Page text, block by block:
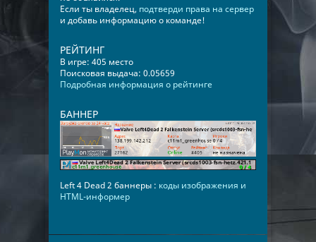
Если ты владелец, подтверди права на сервер
и добавь информацию о команде!
РЕЙТИНГ
В игре: 405 место
Поисковая выдача: 0.05659
Подробная информация о рейтинге
БАННЕР
Left 4 Dead 2 баннеры : коды изображения и
HTML-информер